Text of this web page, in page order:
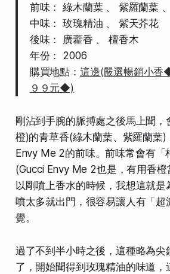
前味： 綠木蘭葉 、 紫羅蘭葉
中味： 玫瑰精油 、 紫天芥花
後味： 廣藿香 、 檀香木
年份： 2006
購買地點： 這邊(嚴選暢銷小香
９９元◆)
剛沾到手腕的脈搏處之後馬上聞，
橙)的青草香(綠木蘭葉、紫羅蘭葉)
Envy Me 2的前味。前味常會有「
(Gucci Envy Me 2也是，有用香
以剛噴上香水的時候，我想這就是
噴太多就出門，很容易讓人有「超
覺。
過了不到半小時之後，這種略為尖
了，開始聞得到玫瑰精油的味道，